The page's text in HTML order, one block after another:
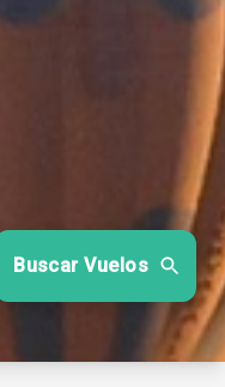
Buscar Vuelos